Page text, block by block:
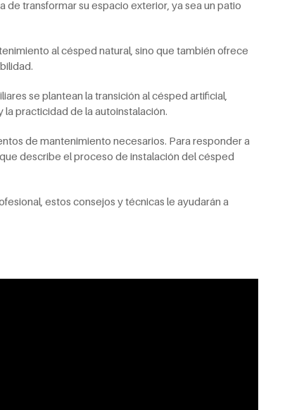
transformar su espacio exterior, ya sea un patio
al césped natural, sino que también ofrece
se plantean la transición al césped artificial,
la practicidad de la autoinstalación.
de mantenimiento necesarios. Para responder a
describe el proceso de instalación del césped
estos consejos y técnicas le ayudarán a